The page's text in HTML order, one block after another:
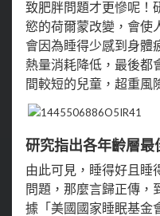
致肥胖問題才更慘呢！
慾的荷爾蒙改變，會使
會因為睡得少感到身體
熱量消耗降低，最後都
間較短的兒童，超重風
研究指出各年齡層最
由此可見，睡得好且睡
問題，那麼言歸正傳，
據「美國國家睡眠基金